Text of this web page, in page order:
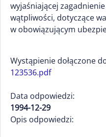
wyjaśniającej
wątpliwości, dotyczące
w obowiązującym
Wystąpienie dołączone
123536.pdf
Data odpowiedzi:
1994-12-29
Opis odpowiedzi: